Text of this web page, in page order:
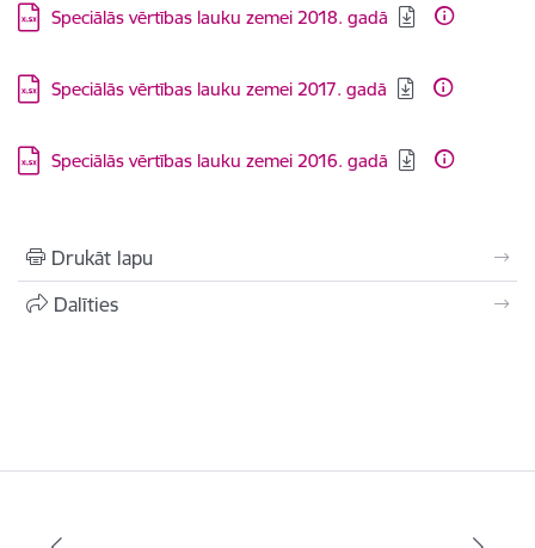
Lejupielādēt:
Speciālās vērtības lauku zemei 2018. gadā
Lejupielādēt:
Speciālās vērtības lauku zemei 2017. gadā
Lejupielādēt:
Speciālās vērtības lauku zemei 2016. gadā
Drukāt lapu
Dalīties